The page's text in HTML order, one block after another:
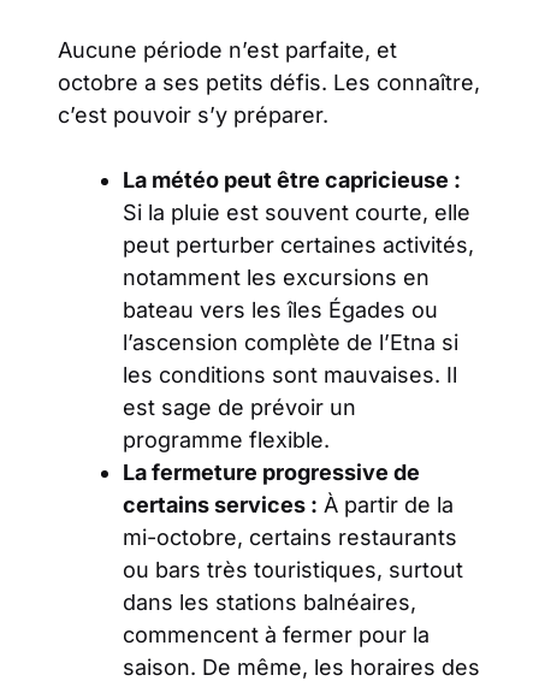
Aucune période n’est parfaite, et
octobre a ses petits défis. Les connaître,
c’est pouvoir s’y préparer.
La météo peut être capricieuse :
Si la pluie est souvent courte, elle
peut perturber certaines activités,
notamment les excursions en
bateau vers les îles Égades ou
l’ascension complète de l’Etna si
les conditions sont mauvaises. Il
est sage de prévoir un
programme flexible.
La fermeture progressive de
certains services : À partir de la
mi-octobre, certains restaurants
ou bars très touristiques, surtout
dans les stations balnéaires,
commencent à fermer pour la
saison. De même, les horaires des